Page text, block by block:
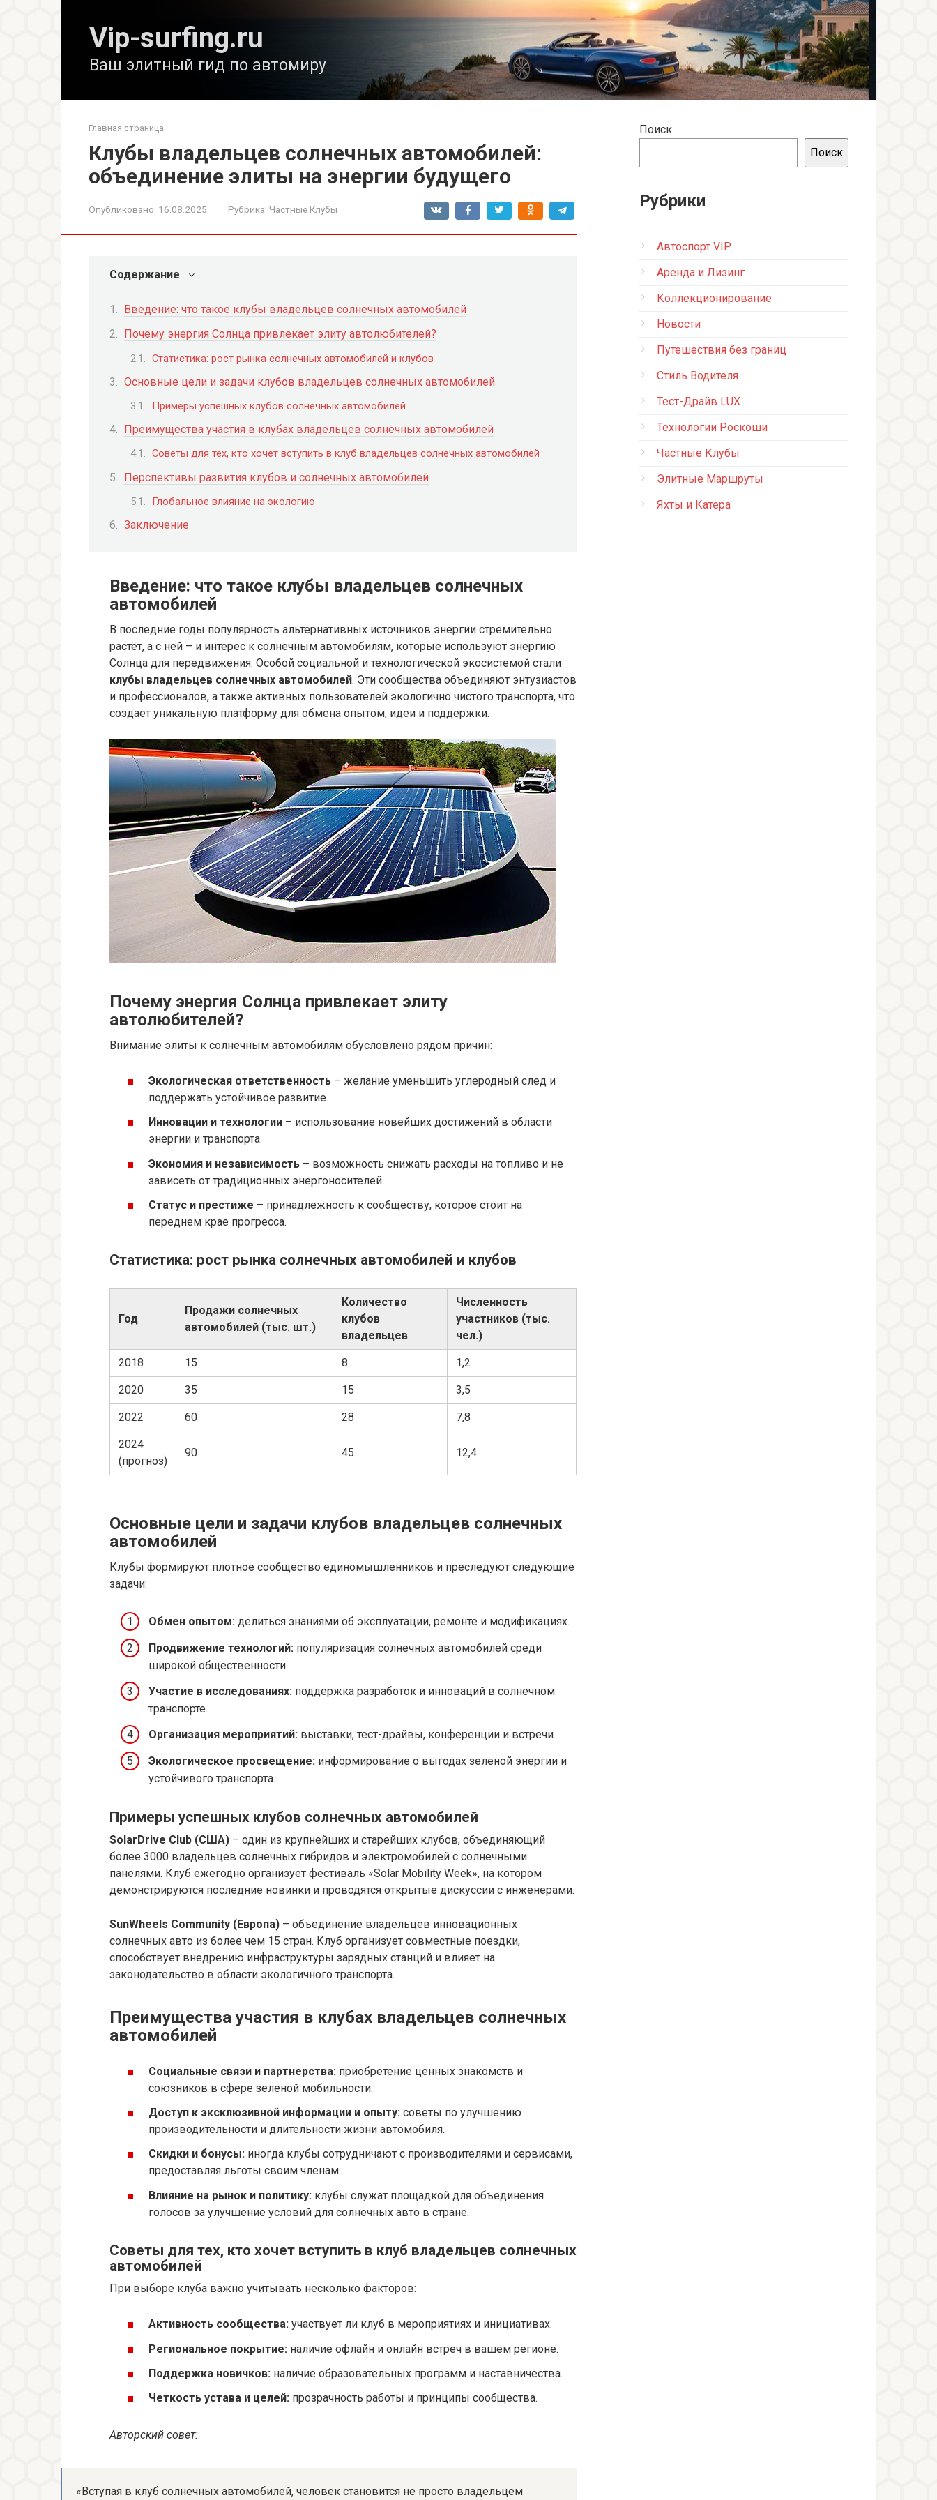
Vip-surfing.ru
Ваш элитный гид по автомиру
Главная страница
Клубы владельцев солнечных автомобилей:
объединение элиты на энергии будущего
Опубликовано: 16.08.2025 Рубрика: Частные Клубы
Содержание
Введение: что такое клубы владельцев солнечных автомобилей
Почему энергия Солнца привлекает элиту автолюбителей?
Статистика: рост рынка солнечных автомобилей и клубов
Основные цели и задачи клубов владельцев солнечных автомобилей
Примеры успешных клубов солнечных автомобилей
Преимущества участия в клубах владельцев солнечных автомобилей
Советы для тех, кто хочет вступить в клуб владельцев солнечных автомобилей
Перспективы развития клубов и солнечных автомобилей
Глобальное влияние на экологию
Заключение
Введение: что такое клубы владельцев солнечных
автомобилей
В последние годы популярность альтернативных источников энергии стремительно
растёт, а с ней – и интерес к солнечным автомобилям, которые используют энергию
Солнца для передвижения. Особой социальной и технологической экосистемой стали
клубы владельцев солнечных автомобилей. Эти сообщества объединяют энтузиастов
и профессионалов, а также активных пользователей экологично чистого транспорта, что
создаёт уникальную платформу для обмена опытом, идеи и поддержки.
Почему энергия Солнца привлекает элиту
автолюбителей?
Внимание элиты к солнечным автомобилям обусловлено рядом причин:
Экологическая ответственность – желание уменьшить углеродный след и
поддержать устойчивое развитие.
Инновации и технологии – использование новейших достижений в области
энергии и транспорта.
Экономия и независимость – возможность снижать расходы на топливо и не
зависеть от традиционных энергоносителей.
Статус и престиже – принадлежность к сообществу, которое стоит на
переднем крае прогресса.
Статистика: рост рынка солнечных автомобилей и клубов
Год
Продажи солнечных
автомобилей (тыс. шт.)
Количество
клубов
владельцев
Численность
участников (тыс.
чел.)
2018 15 8 1,2
2020 35 15 3,5
2022 60 28 7,8
2024
(прогноз)
90 45 12,4
Основные цели и задачи клубов владельцев солнечных
автомобилей
Клубы формируют плотное сообщество единомышленников и преследуют следующие
задачи:
Обмен опытом: делиться знаниями об эксплуатации, ремонте и модификациях.
Продвижение технологий: популяризация солнечных автомобилей среди
широкой общественности.
Участие в исследованиях: поддержка разработок и инноваций в солнечном
транспорте.
Организация мероприятий: выставки, тест-драйвы, конференции и встречи.
Экологическое просвещение: информирование о выгодах зеленой энергии и
устойчивого транспорта.
Примеры успешных клубов солнечных автомобилей
SolarDrive Club (США) – один из крупнейших и старейших клубов, объединяющий
более 3000 владельцев солнечных гибридов и электромобилей с солнечными
панелями. Клуб ежегодно организует фестиваль «Solar Mobility Week», на котором
демонстрируются последние новинки и проводятся открытые дискуссии с инженерами.
SunWheels Community (Европа) – объединение владельцев инновационных
солнечных авто из более чем 15 стран. Клуб организует совместные поездки,
способствует внедрению инфраструктуры зарядных станций и влияет на
законодательство в области экологичного транспорта.
Преимущества участия в клубах владельцев солнечных
автомобилей
Социальные связи и партнерства: приобретение ценных знакомств и
союзников в сфере зеленой мобильности.
Доступ к эксклюзивной информации и опыту: советы по улучшению
производительности и длительности жизни автомобиля.
Скидки и бонусы: иногда клубы сотрудничают с производителями и сервисами,
предоставляя льготы своим членам.
Влияние на рынок и политику: клубы служат площадкой для объединения
голосов за улучшение условий для солнечных авто в стране.
Советы для тех, кто хочет вступить в клуб владельцев солнечных
автомобилей
При выборе клуба важно учитывать несколько факторов:
Активность сообщества: участвует ли клуб в мероприятиях и инициативах.
Региональное покрытие: наличие офлайн и онлайн встреч в вашем регионе.
Поддержка новичков: наличие образовательных программ и наставничества.
Четкость устава и целей: прозрачность работы и принципы сообщества.
Авторский совет:
«Вступая в клуб солнечных автомобилей, человек становится не просто владельцем
Поиск
Поиск
Рубрики
Автоспорт VIP
Аренда и Лизинг
Коллекционирование
Новости
Путешествия без границ
Стиль Водителя
Тест-Драйв LUX
Технологии Роскоши
Частные Клубы
Элитные Маршруты
Яхты и Катера